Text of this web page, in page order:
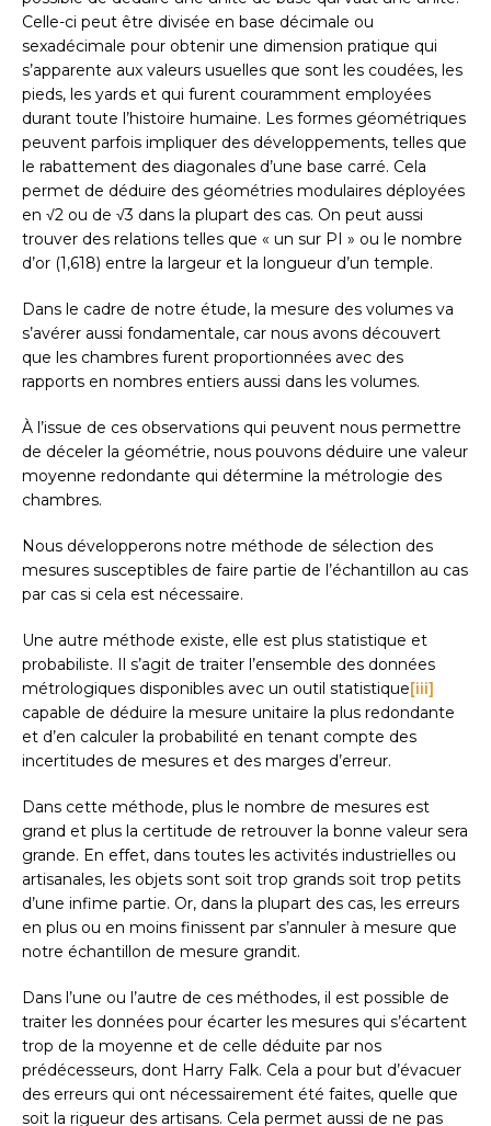
Celle-ci peut être divisée en base décimale ou
sexadécimale pour obtenir une dimension pratique qui
s’apparente aux valeurs usuelles que sont les coudées, les
pieds, les yards et qui furent couramment employées
durant toute l’histoire humaine. Les formes géométriques
peuvent parfois impliquer des développements, telles que
le rabattement des diagonales d’une base carré. Cela
permet de déduire des géométries modulaires déployées
en √2 ou de √3 dans la plupart des cas. On peut aussi
trouver des relations telles que « un sur PI » ou le nombre
d’or (1,618) entre la largeur et la longueur d’un temple.
Dans le cadre de notre étude, la mesure des volumes va
s’avérer aussi fondamentale, car nous avons découvert
que les chambres furent proportionnées avec des
rapports en nombres entiers aussi dans les volumes.
À l’issue de ces observations qui peuvent nous permettre
de déceler la géométrie, nous pouvons déduire une valeur
moyenne redondante qui détermine la métrologie des
chambres.
Nous développerons notre méthode de sélection des
mesures susceptibles de faire partie de l’échantillon au cas
par cas si cela est nécessaire.
Une autre méthode existe, elle est plus statistique et
probabiliste. Il s’agit de traiter l’ensemble des données
métrologiques disponibles avec un outil statistique[iii]
capable de déduire la mesure unitaire la plus redondante
et d’en calculer la probabilité en tenant compte des
incertitudes de mesures et des marges d’erreur.
Dans cette méthode, plus le nombre de mesures est
grand et plus la certitude de retrouver la bonne valeur sera
grande. En effet, dans toutes les activités industrielles ou
artisanales, les objets sont soit trop grands soit trop petits
d’une infime partie. Or, dans la plupart des cas, les erreurs
en plus ou en moins finissent par s’annuler à mesure que
notre échantillon de mesure grandit.
Dans l’une ou l’autre de ces méthodes, il est possible de
traiter les données pour écarter les mesures qui s’écartent
trop de la moyenne et de celle déduite par nos
prédécesseurs, dont Harry Falk. Cela a pour but d’évacuer
des erreurs qui ont nécessairement été faites, quelle que
soit la rigueur des artisans. Cela permet aussi de ne pas